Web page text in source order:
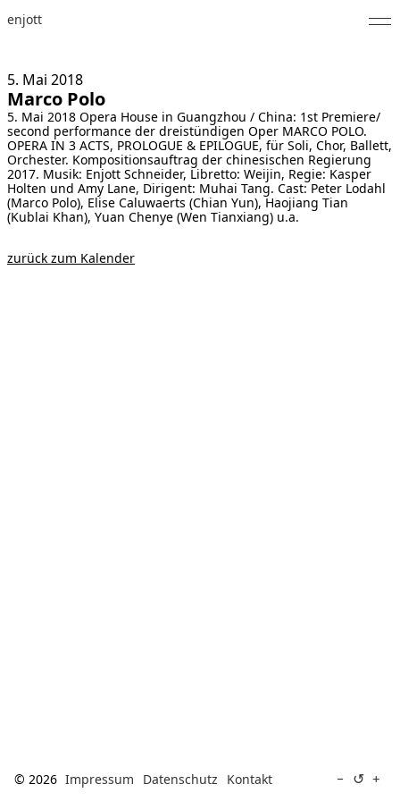
enjott
Selected Works
Werkverzeichnis
About
Fotos
Kalender
5. Mai 2018
Marco Polo
5. Mai 2018 Opera House in Guangzhou / China: 1st Premiere/
second performance der dreistündigen Oper MARCO POLO.
OPERA IN 3 ACTS, PROLOGUE & EPILOGUE, für Soli, Chor, Ballett,
Orchester. Kompositionsauftrag der chinesischen Regierung
2017. Musik: Enjott Schneider, Libretto: Weijin, Regie: Kasper
Holten und Amy Lane, Dirigent: Muhai Tang. Cast: Peter Lodahl
(Marco Polo), Elise Caluwaerts (Chian Yun), Haojiang Tian
(Kublai Khan), Yuan Chenye (Wen Tianxiang) u.a.
zurück zum Kalender
© 2026 Impressum Datenschutz Kontakt − ↺ +